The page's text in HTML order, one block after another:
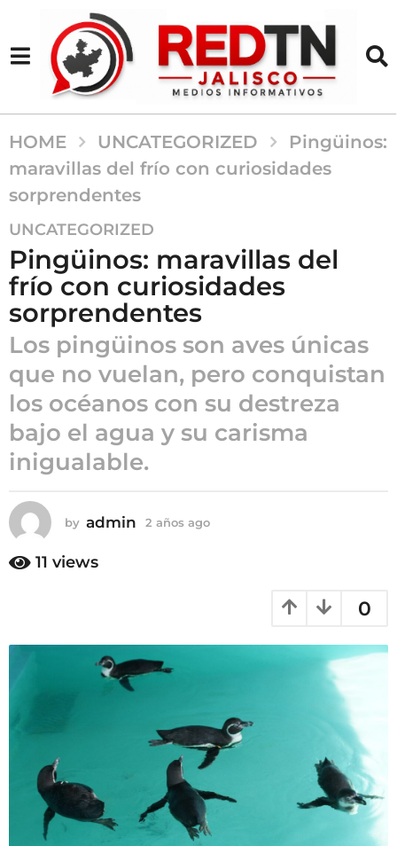
HOME UNCATEGORIZED
Pingüinos:
maravillas del frío con curiosidades
sorprendentes
2
a
ñ
o
s
g
o
2
a
ñ
o
a
g
UNCATEGORIZED
Pingüinos: maravillas del
frío con curiosidades
sorprendentes
Los pingüinos son aves únicas
que no vuelan, pero conquistan
los océanos con su destreza
bajo el agua y su carisma
inigualable.
by admin 2 años ago
11 views
0